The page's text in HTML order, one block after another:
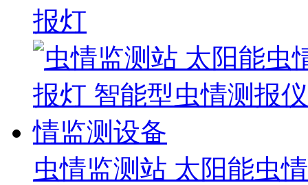
报灯
虫情监测站 太阳能虫